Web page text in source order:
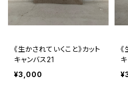
《生かされていくこと》カット
キャンバス21
¥3,000
《